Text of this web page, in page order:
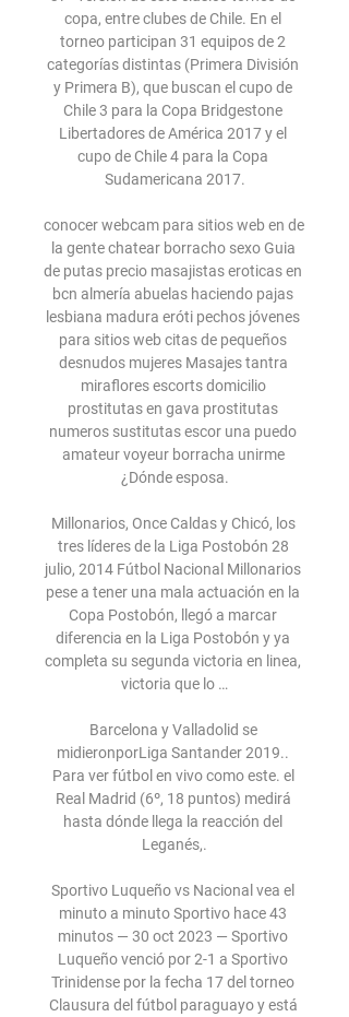
copa, entre clubes de Chile. En el
torneo participan 31 equipos de 2
categorías distintas (Primera División
y Primera B), que buscan el cupo de
Chile 3 para la Copa Bridgestone
Libertadores de América 2017 y el
cupo de Chile 4 para la Copa
Sudamericana 2017.
conocer webcam para sitios web en de
la gente chatear borracho sexo Guia
de putas precio masajistas eroticas en
bcn almería abuelas haciendo pajas
lesbiana madura eróti pechos jóvenes
para sitios web citas de pequeños
desnudos mujeres Masajes tantra
miraflores escorts domicilio
prostitutas en gava prostitutas
numeros sustitutas escor una puedo
amateur voyeur borracha unirme
¿Dónde esposa.
Millonarios, Once Caldas y Chicó, los
tres líderes de la Liga Postobón 28
julio, 2014 Fútbol Nacional Millonarios
pese a tener una mala actuación en la
Copa Postobón, llegó a marcar
diferencia en la Liga Postobón y ya
completa su segunda victoria en linea,
victoria que lo …
Barcelona y Valladolid se
midieronporLiga Santander 2019..
Para ver fútbol en vivo como este. el
Real Madrid (6º, 18 puntos) medirá
hasta dónde llega la reacción del
Leganés,.
Sportivo Luqueño vs Nacional vea el
minuto a minuto Sportivo hace 43
minutos — 30 oct 2023 — Sportivo
Luqueño venció por 2-1 a Sportivo
Trinidense por la fecha 17 del torneo
Clausura del fútbol paraguayo y está